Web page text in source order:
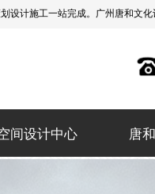
设计施工一站完成。广州唐和文
间设计中心 唐